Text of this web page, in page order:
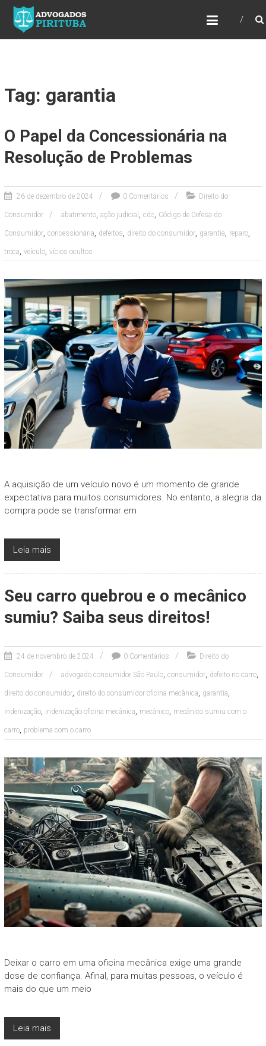
ADVOGADOS PIRITUBA
Precisando de advogado? Entre em contato!
Fazemos toda a assessoria que você
Tag: garantia
O Papel da Concessionária na
Resolução de Problemas
26 de dezembro de 2024 0 Comentários Direito do
Consumidor abatimento, ação judicial , cdc, Código de Defesa do
Consumidor, concessionária, defeitos, direito do consumidor, garantia, reparo,
troca, veículo, vícios ocultos
A aquisição de um veículo novo é um momento de grande
expectativa para muitos consumidores. No entanto, a alegria da
compra pode se transformar em
Leia mais
Seu carro quebrou e o mecânico
sumiu? Saiba seus direitos!
24 de novembro de 2024 0 Comentários Direito do
Consumidor advogado consumidor São Paulo, consumidor, defeito no carro,
direito do consumidor, direito do consumidor oficina mecânica, garantia,
indenização, indenização oficina mecânica, mecânico, mecânico sumiu com o
carro, problema com o carro
Deixar o carro em uma oficina mecânica exige uma grande
dose de confiança. Afinal, para muitas pessoas, o veículo é
mais do que um meio
Leia mais